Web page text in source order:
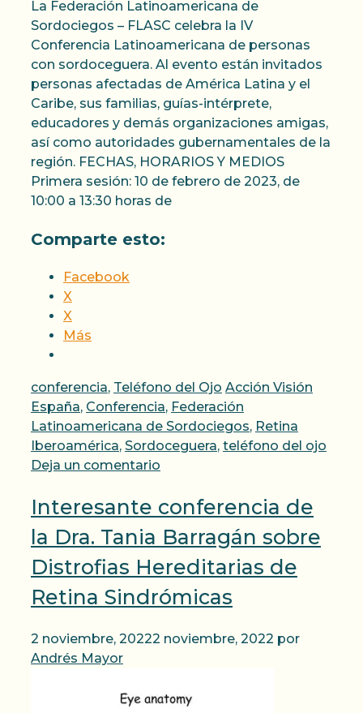
La Federación Latinoamericana de
Sordociegos – FLASC celebra la IV
Conferencia Latinoamericana de personas
con sordoceguera. Al evento están invitados
personas afectadas de América Latina y el
Caribe, sus familias, guías-intérprete,
educadores y demás organizaciones amigas,
así como autoridades gubernamentales de la
región. FECHAS, HORARIOS Y MEDIOS
Primera sesión: 10 de febrero de 2023, de
10:00 a 13:30 horas de
Comparte esto:
Facebook
X
X
Más
Categorías
conferencia, Teléfono del Ojo Etiquetas
Acción Visión
España, Conferencia, Federación
Latinoamericana de Sordociegos, Retina
Iberoamérica, Sordoceguera, teléfono del ojo
Deja un comentario
Interesante conferencia de
la Dra. Tania Barragán sobre
Distrofias Hereditarias de
Retina Sindrómicas
2 noviembre, 20222 noviembre, 2022 por
Andrés Mayor